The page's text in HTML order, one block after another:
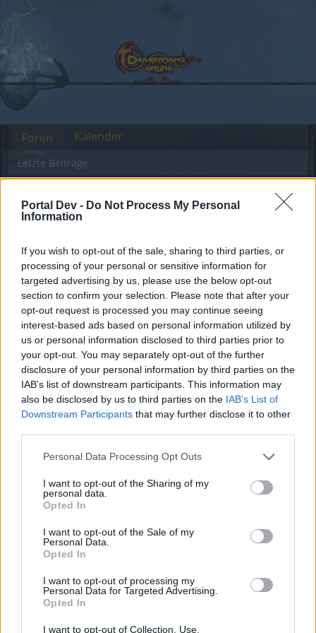
Portal Dev - Do Not Process My Personal
Information
If you wish to opt-out of the sale, sharing to third parties, or
processing of your personal or sensitive information for
targeted advertising by us, please use the below opt-out
section to confirm your selection. Please note that after your
opt-out request is processed you may continue seeing
interest-based ads based on personal information utilized by
us or personal information disclosed to third parties prior to
your opt-out. You may separately opt-out of the further
disclosure of your personal information by third parties on the
IAB’s list of downstream participants. This information may
also be disclosed by us to third parties on the IAB’s List of
Downstream Participants that may further disclose it to other
Personal Data Processing Opt Outs
I want to opt-out of the Sharing of my
personal data.
Opted In
I want to opt-out of the Sale of my
Personal Data.
Opted In
I want to opt-out of processing my
Personal Data for Targeted Advertising.
Opted In
I want to opt-out of Collection, Use,
Das Game ist kaputt /Was soll aus dem Spiel werden?
Mitglieder, denen der Beitrag #38
gefällt
Liebe(r) Forum-Leser/in,
wenn Du in diesem Forum aktiv an den
Gesprächen teilnehmen oder eigene Themen
starten möchtest, musst Du Dich bitte zunächst im
Spiel einloggen. Falls Du noch keinen Spielaccount
besitzt, bitte registriere Dich neu. Wir freuen uns
auf Deinen nächsten Besuch in unserem Forum!
„Zum Spiel“
Das Game ist kaputt /Was soll aus dem Spiel
werden?
10 September 2023
maju01
Beiträge: 1.296 Zustimmungen: 2.455 Punkte für Erfolge: 1.350
Foren-Herzog
Beiträge: 676 Punkte für Erfolge: 750
Forenmogul, weiblich
Beiträge: 367 Zustimmungen: 386 Punkte für Erfolge: 370
Dejavu
Foren
Letzte Beiträge
Kalender